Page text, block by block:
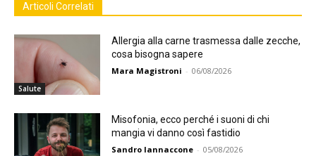
Articoli Correlati
Salute
Allergia alla carne trasmessa dalle zecche,
cosa bisogna sapere
Mara Magistroni - 06/08/2026
Misofonia, ecco perché i suoni di chi
mangia vi danno così fastidio
Sandro Iannaccone - 05/08/2026